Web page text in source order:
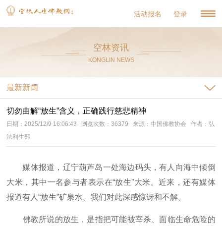
活动报名 登录
空林资讯
KONGLIN NEWS
最新新闻
切勿曲解“放生”含义，正确践行慈悲精神
日期：2025/12/9 16:06:43 浏览次数：36379 来源：中国佛教协会 作者：弘
法利生部
媒体报道，辽宁葫芦岛一处海边码头，有人向海中倾倒
大米，其中一名参与者表示在“放生”大米。近来，还有媒体
报道有人“放生”矿泉水。我们对此深感惊讶和不解。
佛教所说的放生，是指把可能被宰杀、面临生命危险的